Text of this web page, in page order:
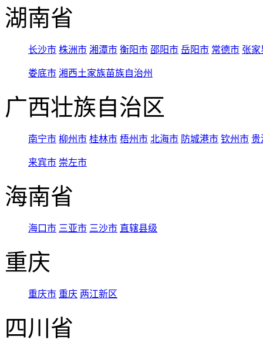
湖南省
长沙市 株洲市 湘潭市 衡阳市 邵阳市 岳阳市 常德市 张家
娄底市 湘西土家族苗族自治州
广西壮族自治区
南宁市 柳州市 桂林市 梧州市 北海市 防城港市 钦州市 贵
来宾市 崇左市
海南省
海口市 三亚市 三沙市 直辖县级
重庆
重庆市 重庆 两江新区
四川省